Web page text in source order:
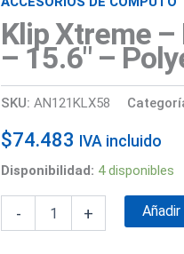
Klip Xtreme
– 15.6″ –
SKU: AN121KLX58
$74.483 IVA incluido
Disponibilidad: 4 disponibles
-
Klip
Xtreme
Notebook
-
15.6"
-
Polyester
Black
18Kg
+